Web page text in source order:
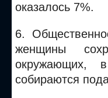
оказалось 7%.
6.
женщины
окружающих,
собираются